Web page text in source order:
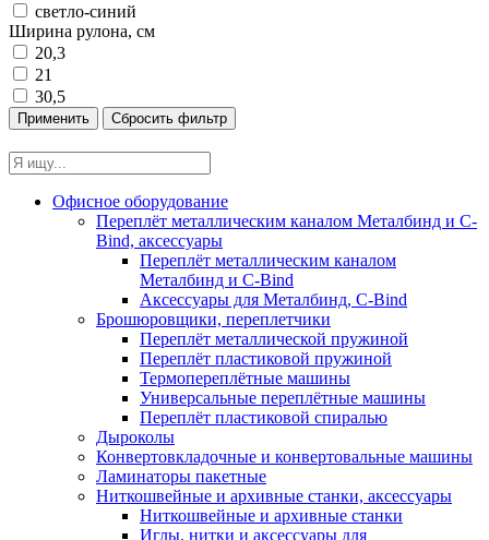
светло-синий
Ширина рулона, см
20,3
21
30,5
Офисное оборудование
Переплёт металлическим каналом Металбинд и C-
Bind, аксессуары
Переплёт металлическим каналом
Металбинд и C-Bind
Аксессуары для Металбинд, C-Bind
Брошюровщики, переплетчики
Переплёт металлической пружиной
Переплёт пластиковой пружиной
Термопереплётные машины
Универсальные переплётные машины
Переплёт пластиковой спиралью
Дыроколы
Конвертовкладочные и конвертовальные машины
Ламинаторы пакетные
Ниткошвейные и архивные станки, аксессуары
Ниткошвейные и архивные станки
Иглы, нитки и аксессуары для